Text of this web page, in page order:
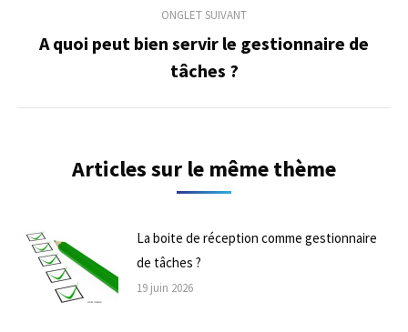
ONGLET SUIVANT
Onglet
suivant
A quoi peut bien servir le gestionnaire de
tâches ?
Articles sur le même thème
La boite de réception comme gestionnaire
de tâches ?
19 juin 2026